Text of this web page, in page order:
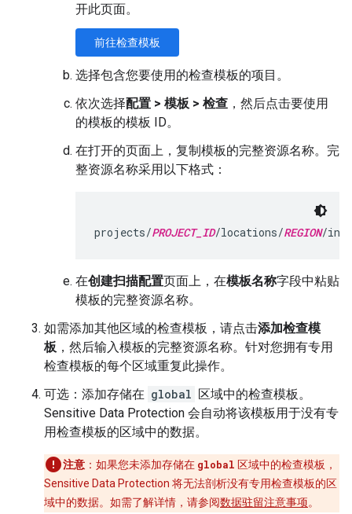
开此页面。
前往检查模板
选择包含您要使用的检查模板的项目。
依次选择配置 > 模板 > 检查 ，然后点击要使用
的模板的模板 ID。
在打开的页面上，复制模板的完整资源名称。完
整资源名称采用以下格式：
projects/PROJECT_ID/locations/REGION/
在创建扫描配置页面上，在模板名称字段中粘贴
模板的完整资源名称。
如需添加其他区域的检查模板，请点击添加检查模
板 ，然后输入模板的完整资源名称。针对您拥有专用
检查模板的每个区域重复此操作。
可选：添加存储在 global 区域中的检查模板。
Sensitive Data Protection 会自动将该模板用于没有专
用检查模板的区域中的数据。
注意 ：如果您未添加存储在 global 区域中的检查模板，
Sensitive Data Protection 将无法剖析没有专用检查模板的区
域中的数据。如需了解详情，请参阅数据驻留注意事项。